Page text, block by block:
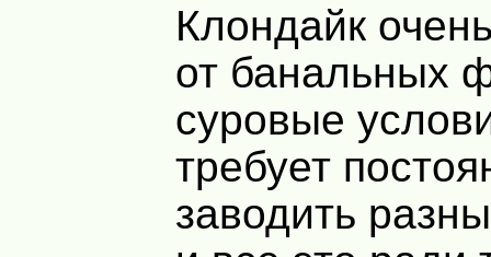
Клондайк
от банальных
суровые
требует
заводить